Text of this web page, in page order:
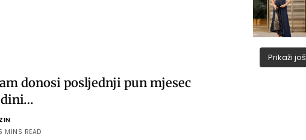
donosi posljednji pun mjesec
MINS READ
Prikaži još